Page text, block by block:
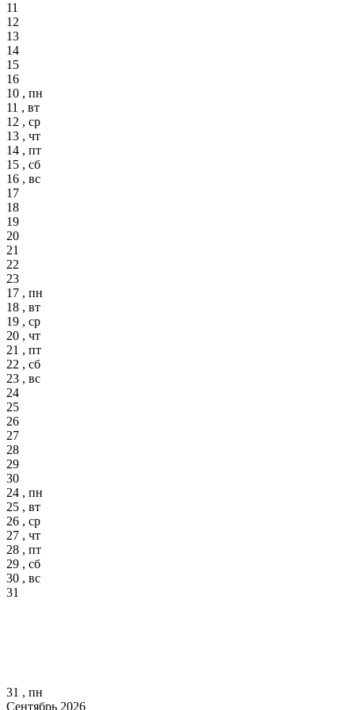
11
12
13
14
15
16
10 , пн
11 , вт
12 , ср
13 , чт
14 , пт
15 , сб
16 , вс
17
18
19
20
21
22
23
17 , пн
18 , вт
19 , ср
20 , чт
21 , пт
22 , сб
23 , вс
24
25
26
27
28
29
30
24 , пн
25 , вт
26 , ср
27 , чт
28 , пт
29 , сб
30 , вс
31
31 , пн
Сентябрь 2026